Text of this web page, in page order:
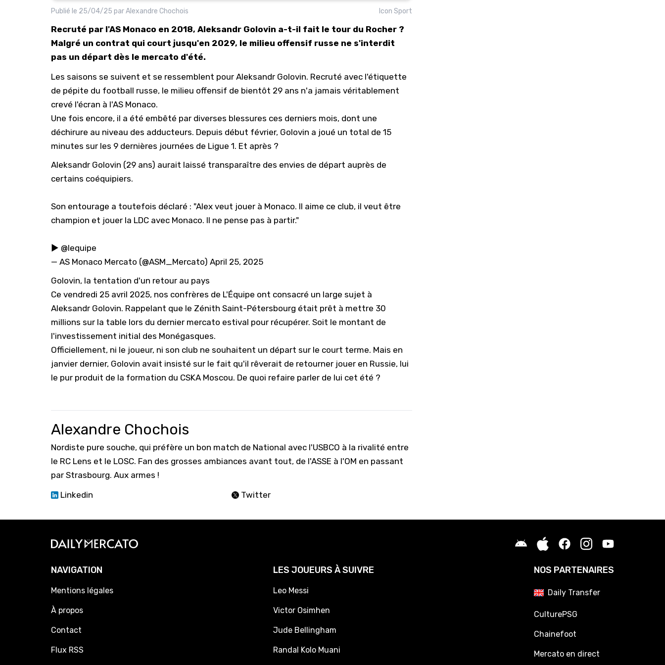
Publié le 25/04/25 parAlexandre Chochois Icon Sport
Recruté par l'AS Monaco en 2018, Aleksandr Golovin a-t-il fait le tour du Rocher ?
Malgré un contrat qui court jusqu'en 2029, le milieu offensif russe ne s'interdit
pas un départ dès le mercato d'été.
Les saisons se suivent et se ressemblent pour Aleksandr Golovin. Recruté avec l'étiquette
de pépite du football russe, le milieu offensif de bientôt 29 ans n'a jamais véritablement
crevé l'écran à l'AS Monaco.
Une fois encore, il a été embêté par diverses blessures ces derniers mois, dont une
déchirure au niveau des adducteurs. Depuis début février, Golovin a joué un total de 15
minutes sur les 9 dernières journées de Ligue 1. Et après ?
Aleksandr Golovin (29 ans) aurait laissé transparaître des envies de départ auprès de
certains coéquipiers.
Son entourage a toutefois déclaré : "Alex veut jouer à Monaco. Il aime ce club, il veut être
champion et jouer la LDC avec Monaco. Il ne pense pas à partir."
▶️ @lequipe
— AS Monaco Mercato (@ASM_Mercato) April 25, 2025
Golovin, la tentation d'un retour au pays
Ce vendredi 25 avril 2025, nos confrères de L'Équipe ont consacré un large sujet à
Aleksandr Golovin. Rappelant que le Zénith Saint-Pétersbourg était prêt à mettre 30
millions sur la table lors du dernier mercato estival pour récupérer. Soit le montant de
l'investissement initial des Monégasques.
Officiellement, ni le joueur, ni son club ne souhaitent un départ sur le court terme. Mais en
janvier dernier, Golovin avait insisté sur le fait qu'il rêverait de retourner jouer en Russie, lui
le pur produit de la formation du CSKA Moscou. De quoi refaire parler de lui cet été ?
Alexandre Chochois
Nordiste pure souche, qui préfère un bon match de National avec l'USBCO à la rivalité entre
le RC Lens et le LOSC. Fan des grosses ambiances avant tout, de l'ASSE à l'OM en passant
par Strasbourg. Aux armes !
Linkedin
Twitter
NAVIGATION
Mentions légales
À propos
Contact
Flux RSS
LES JOUEURS À SUIVRE
Leo Messi
Victor Osimhen
Jude Bellingham
Randal Kolo Muani
NOS PARTENAIRES
Daily Transfer
CulturePSG
Chainefoot
Mercato en direct